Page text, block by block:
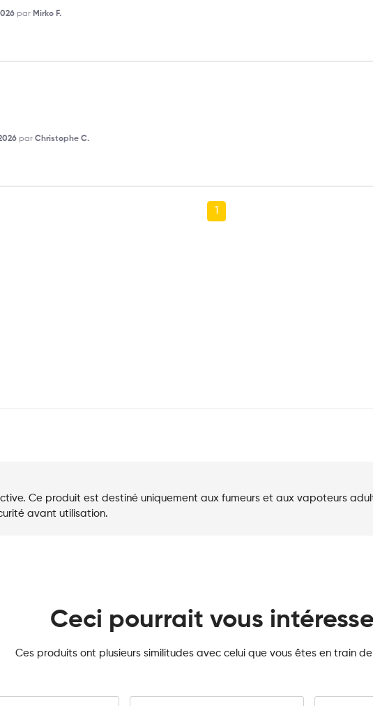
par Mirko F.
par Christophe C.
1
Ce produit est destiné uniquement aux fumeurs et aux vapoteurs
avant utilisation.
Ceci pourrait vous
Ces produits ont plusieurs similitudes avec celui que vous êtes en train